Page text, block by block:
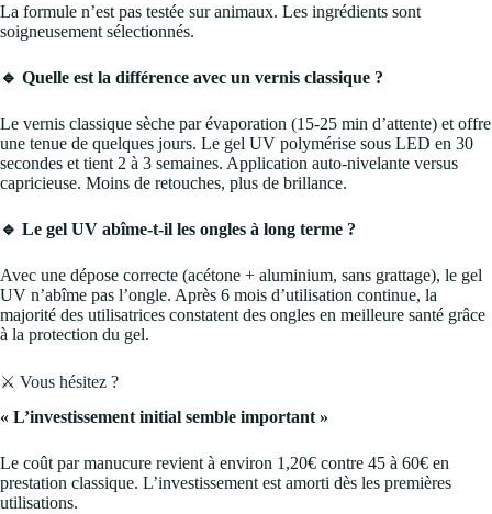
La formule n’est pas testée sur animaux. Les ingrédients sont
soigneusement sélectionnés.
🔹 Quelle est la différence avec un vernis classique ?
Le vernis classique sèche par évaporation (15-25 min d’attente) et offre
une tenue de quelques jours. Le gel UV polymérise sous LED en 30
secondes et tient 2 à 3 semaines. Application auto-nivelante versus
capricieuse. Moins de retouches, plus de brillance.
🔹 Le gel UV abîme-t-il les ongles à long terme ?
Avec une dépose correcte (acétone + aluminium, sans grattage), le gel
UV n’abîme pas l’ongle. Après 6 mois d’utilisation continue, la
majorité des utilisatrices constatent des ongles en meilleure santé grâce
à la protection du gel.
⚔️ Vous hésitez ?
« L’investissement initial semble important »
Le coût par manucure revient à environ 1,20€ contre 45 à 60€ en
prestation classique. L’investissement est amorti dès les premières
utilisations.